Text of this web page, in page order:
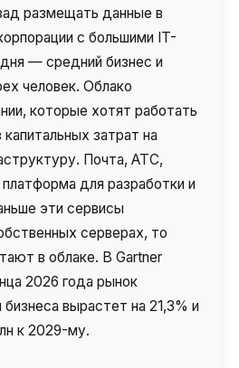
телефонных
рассылки
номера
размещать данные в
с большими IT-
— средний бизнес и
человек. Облако
которые хотят работать
затрат на
Почта, АТС,
для разработки и
эти сервисы
серверах, то
в облаке. В Gartner
2026 года рынок
вырастет на 21,3% и
к 2029-му.